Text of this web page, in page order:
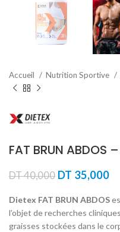
Accueil Nutrition Sportive
FAT BRUN ABDOS
DT40,000 Le
initial
était :
DT 40,000.
DT 35,000Le
Dietex FAT BRUN ABDOS
l’objet de recherches
graisses stockées dans le